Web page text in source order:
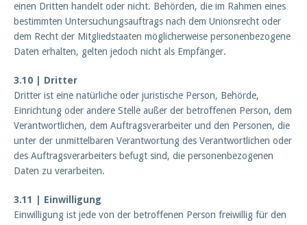
einen Dritten handelt oder nicht. Behörden, die im Rahmen eines
bestimmten Untersuchungsauftrags nach dem Unionsrecht oder
dem Recht der Mitgliedstaaten möglicherweise personenbezogene
Daten erhalten, gelten jedoch nicht als Empfänger.
3.10 | Dritter
Dritter ist eine natürliche oder juristische Person, Behörde,
Einrichtung oder andere Stelle außer der betroffenen Person, dem
Verantwortlichen, dem Auftragsverarbeiter und den Personen, die
unter der unmittelbaren Verantwortung des Verantwortlichen oder
des Auftragsverarbeiters befugt sind, die personenbezogenen
Daten zu verarbeiten.
3.11 | Einwilligung
Einwilligung ist jede von der betroffenen Person freiwillig für den